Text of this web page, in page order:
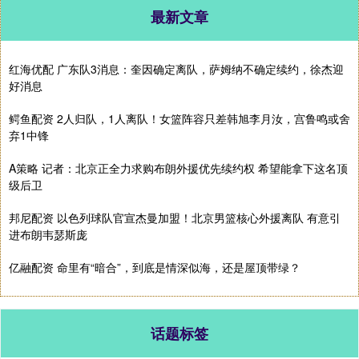
最新文章
红海优配 广东队3消息：奎因确定离队，萨姆纳不确定续约，徐杰迎
好消息
鳄鱼配资 2人归队，1人离队！女篮阵容只差韩旭李月汝，宫鲁鸣或舍
弃1中锋
A策略 记者：北京正全力求购布朗外援优先续约权 希望能拿下这名顶
级后卫
邦尼配资 以色列球队官宣杰曼加盟！北京男篮核心外援离队 有意引
进布朗韦瑟斯庞
亿融配资 命里有“暗合”，到底是情深似海，还是屋顶带绿？
话题标签